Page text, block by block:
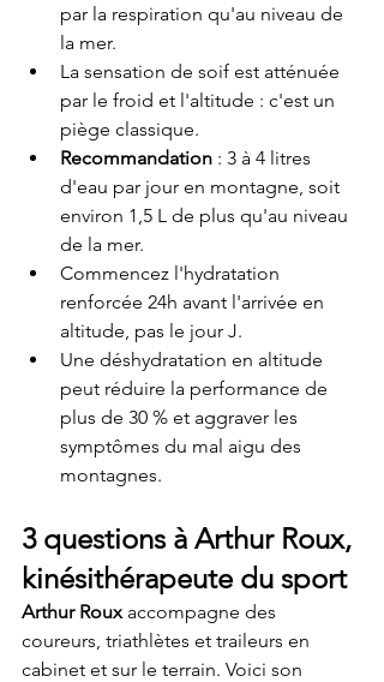
par la respiration qu'au niveau de
la mer.
La sensation de soif est atténuée
par le froid et l'altitude : c'est un
piège classique.
Recommandation : 3 à 4 litres
d'eau par jour en montagne, soit
environ 1,5 L de plus qu'au niveau
de la mer.
Commencez l'hydratation
renforcée 24h avant l'arrivée en
altitude, pas le jour J.
Une déshydratation en altitude
peut réduire la performance de
plus de 30 % et aggraver les
symptômes du mal aigu des
montagnes.
3 questions à Arthur Roux,
kinésithérapeute du sport
Arthur Roux accompagne des
coureurs, triathlètes et traileurs en
cabinet et sur le terrain. Voici son